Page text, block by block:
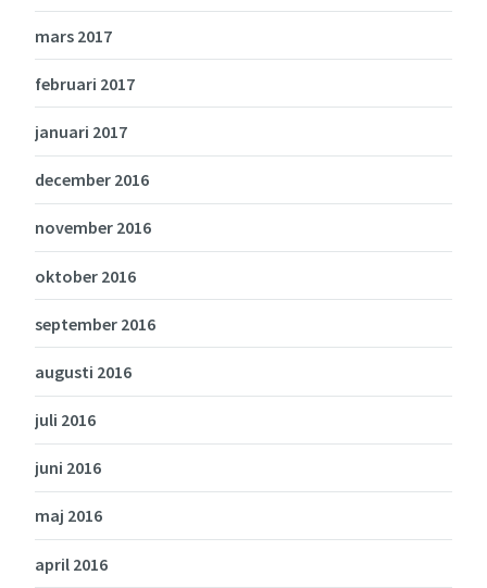
mars 2017
februari 2017
januari 2017
december 2016
november 2016
oktober 2016
september 2016
augusti 2016
juli 2016
juni 2016
maj 2016
april 2016